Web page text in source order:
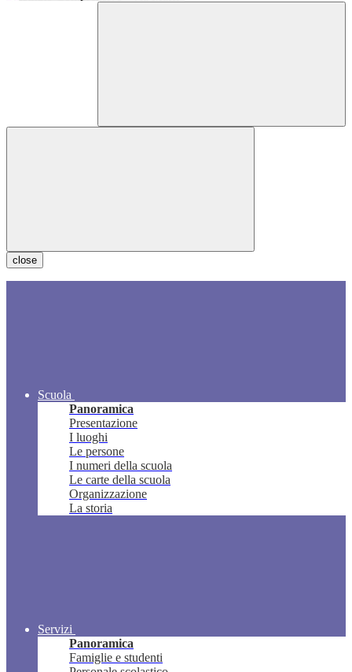
close
Scuola
Panoramica
Presentazione
I luoghi
Le persone
I numeri della scuola
Le carte della scuola
Organizzazione
La storia
Servizi
Panoramica
Famiglie e studenti